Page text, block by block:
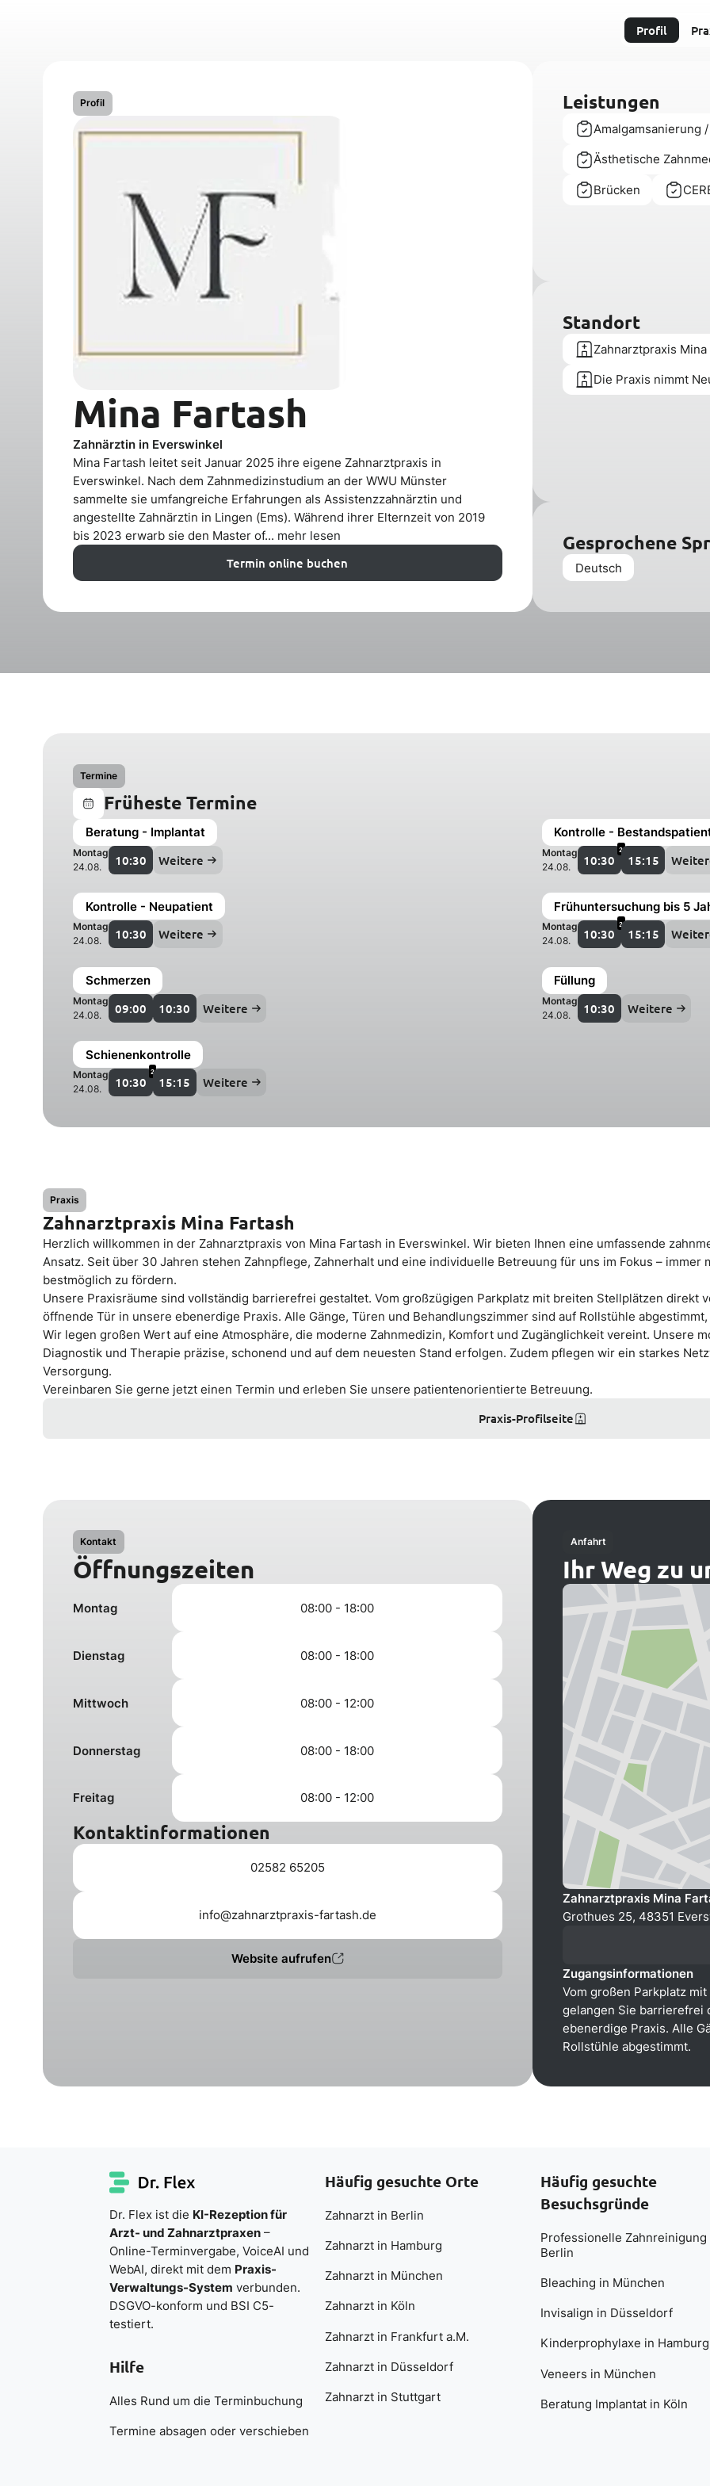
Profil
Profil
Mina Fartash
Zahnärztin in Everswinkel
Mina Fartash leitet seit Januar 2025 ihre eigene Zahnarztpraxis in
Everswinkel. Nach dem Zahnmedizinstudium an der WWU Münster
sammelte sie umfangreiche Erfahrungen als Assistenzzahnärztin und
angestellte Zahnärztin in Lingen (Ems). Während ihrer Elternzeit von 2019
bis 2023 erwarb sie den Master of... mehr lesen
Termin online buchen
Leistungen
Amalgamsanierung
Ästhetische
Brücken
Standort
Zahnarztpraxis
Die Praxis nimmt
Gesprochene
Deutsch
Termine
Früheste Termine
Beratung - Implantat
Montag
24.08.
10:30 Weitere
Kontrolle -
Montag
24.08.
10:30
2
15:15
Kontrolle - Neupatient
Montag
24.08.
10:30 Weitere
Frühuntersuchung bis 5
Montag
24.08.
10:30
2
15:15
Schmerzen
Montag
24.08.
09:00 10:30 Weitere
Füllung
Montag
24.08.
10:30 Weitere
Schienenkontrolle
Montag
24.08.
10:30
2
15:15 Weitere
Praxis
Zahnarztpraxis Mina Fartash
Herzlich willkommen in der Zahnarztpraxis von Mina Fartash in Everswinkel. Wir bieten Ihnen eine umfassende
Ansatz. Seit über 30 Jahren stehen Zahnpflege, Zahnerhalt und eine individuelle Betreuung für uns im Fokus –
bestmöglich zu fördern.
Unsere Praxisräume sind vollständig barrierefrei gestaltet. Vom großzügigen Parkplatz mit breiten Stellplätzen direkt
öffnende Tür in unsere ebenerdige Praxis. Alle Gänge, Türen und Behandlungszimmer sind auf Rollstühle
Wir legen großen Wert auf eine Atmosphäre, die moderne Zahnmedizin, Komfort und Zugänglichkeit vereint. Unsere
Diagnostik und Therapie präzise, schonend und auf dem neuesten Stand erfolgen. Zudem pflegen wir ein starkes
Versorgung.
Vereinbaren Sie gerne jetzt einen Termin und erleben Sie unsere patientenorientierte Betreuung.
Praxis-Profilseite
Kontakt
Öffnungszeiten
Montag 08:00 - 18:00
Dienstag 08:00 - 18:00
Mittwoch 08:00 - 12:00
Donnerstag 08:00 - 18:00
Freitag 08:00 - 12:00
Kontaktinformationen
02582 65205
info@zahnarztpraxis-fartash.de
Website aufrufen
Anfahrt
Ihr Weg zu
Zahnarztpraxis Mina
Grothues 25, 48351
Zugangsinformationen
Vom großen Parkplatz
gelangen Sie barrierefrei
ebenerdige Praxis. Alle
Rollstühle abgestimmt.
Dr. Flex ist die KI-Rezeption für
Arzt- und Zahnarztpraxen–
Online-Terminvergabe, VoiceAI und
WebAI, direkt mit dem Praxis-
Verwaltungs-System verbunden.
DSGVO-konform und BSI C5-
testiert.
Hilfe
Alles Rund um die Terminbuchung
Termine absagen oder verschieben
Häufig gesuchte Orte
Zahnarzt in Berlin
Zahnarzt in Hamburg
Zahnarzt in München
Zahnarzt in Köln
Zahnarzt in Frankfurt a.M.
Zahnarzt in Düsseldorf
Zahnarzt in Stuttgart
Häufig gesuchte
Besuchsgründe
Professionelle Zahnreinigung
Berlin
Bleaching in München
Invisalign in Düsseldorf
Kinderprophylaxe in Hamburg
Veneers in München
Beratung Implantat in Köln